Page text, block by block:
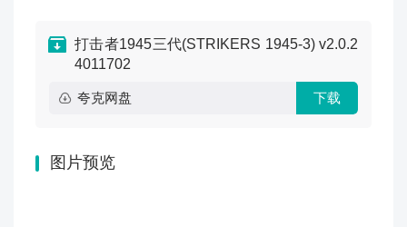
打击者1945三代(STRIKERS 1945-3) v2.0.2
4011702
夸克网盘 下载
图片预览